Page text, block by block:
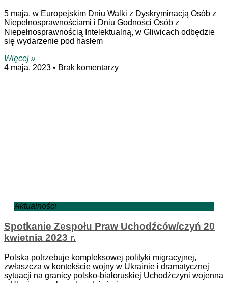
5 maja, w Europejskim Dniu Walki z Dyskryminacją Osób z
Niepełnosprawnościami i Dniu Godności Osób z
Niepełnosprawnością Intelektualną, w Gliwicach odbędzie
się wydarzenie pod hasłem
Więcej »
4 maja, 2023
Brak komentarzy
Aktualności
Spotkanie Zespołu Praw Uchodźców/czyń 20
kwietnia 2023 r.
Polska potrzebuje kompleksowej polityki migracyjnej,
zwłaszcza w kontekście wojny w Ukrainie i dramatycznej
sytuacji na granicy polsko-białoruskiej Uchodźczyni wojenna